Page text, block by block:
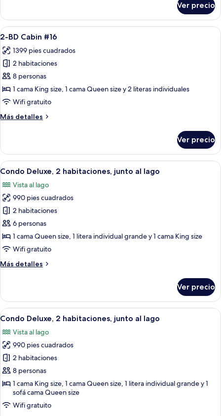
BD
Cabin
#15
Ver precio
Abrir
todas
las
fotos
de
2-
BD
#16
Un dormitorio rústico con cabecero
7
2-BD Cabin #16
1399 pies cuadrados
2 habitaciones
8 personas
1 cama King size, 1 cama Queen size y 2 literas individuales
Wifi gratuito
Más detalles
Más
BD
Cabin
#16
Ver precio
Abrir
todas
las
fotos
de
Condo
Deluxe,
2
habitaciones,
junto
Una sala de estar con sofá de
23
Condo Deluxe, 2 habitaciones, junto al lago
Vista al lago
990 pies cuadrados
2 habitaciones
6 personas
1 cama Queen size, 1 litera individual grande y 1 cama King size
Wifi gratuito
Más detalles
Más
Deluxe,
habitaciones,
al
lago
Ver precio
Abrir
todas
las
fotos
de
Condo
Deluxe,
habitaciones,
Una sala de estar con un sofá
25
Condo Deluxe, 2 habitaciones, junto al lago
Vista al lago
990 pies cuadrados
2 habitaciones
8 personas
1 cama King size, 1 cama Queen size, 1 litera individual grande y 1
sofá cama Queen size
Wifi gratuito